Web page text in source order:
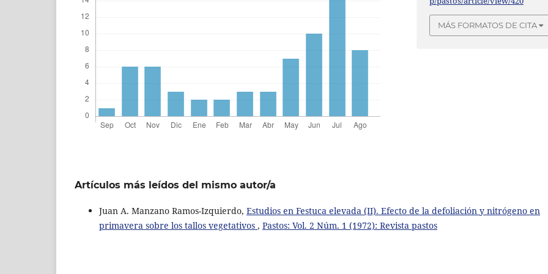
MÁS FORMATOS DE CITA
Artículos más leídos del mismo autor/a
Juan A. Manzano Ramos-Izquierdo, Estudios en Festuca elevada (II). Efecto de la defoliación y nitrógeno en
primavera sobre los tallos vegetativos , Pastos: Vol. 2 Núm. 1 (1972): Revista pastos